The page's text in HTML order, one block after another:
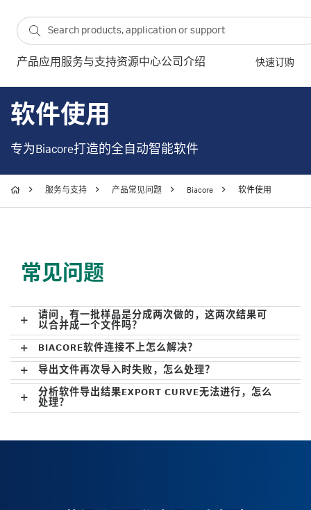
产品应用 服务与支持资源中心公司介绍 快速订购
软件使用
专为Biacore打造的全自动智能软件
服务与支持 产品常见问题 Biacore 软件使用
常见问题
请问，有一批样品是分成两次做的，这两次结果可
以合并成一个文件吗？
BIACORE软件连接不上怎么解决？
导出文件再次导入时失败，怎么处理？
分析软件导出结果EXPORT CURVE无法进行，怎么
处理？